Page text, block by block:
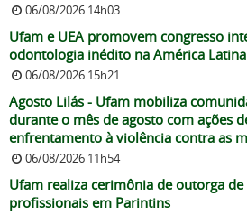
06/08/2026 14h03
Ufam e UEA promovem congresso
odontologia inédito na América Latina
06/08/2026 15h21
Agosto Lilás - Ufam mobiliza
durante o mês de agosto com ações
enfrentamento à violência contra as
06/08/2026 11h54
Ufam realiza cerimônia de outorga
profissionais em Parintins